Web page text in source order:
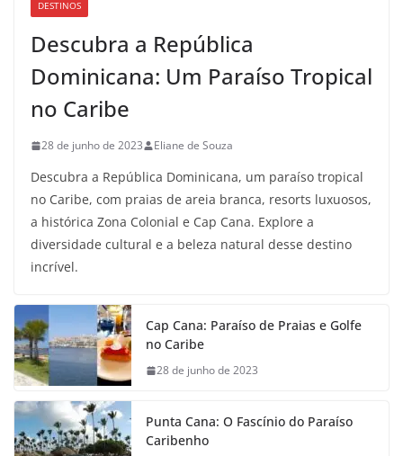
DESTINOS
Descubra a República
Dominicana: Um Paraíso Tropical
no Caribe
28 de junho de 2023 Eliane de Souza
Descubra a República Dominicana, um paraíso tropical
no Caribe, com praias de areia branca, resorts luxuosos,
a histórica Zona Colonial e Cap Cana. Explore a
diversidade cultural e a beleza natural desse destino
incrível.
Cap Cana: Paraíso de Praias e Golfe
no Caribe
28 de junho de 2023
Punta Cana: O Fascínio do Paraíso
Caribenho